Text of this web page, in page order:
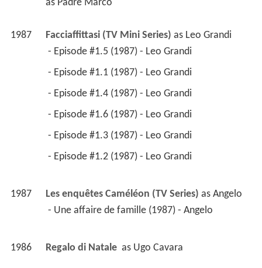
as Padre Marco
1987 Facciaffittasi (TV Mini Series) as Leo Grandi
- Episode #1.5 (1987) - Leo Grandi
- Episode #1.1 (1987) - Leo Grandi
- Episode #1.4 (1987) - Leo Grandi
- Episode #1.6 (1987) - Leo Grandi
- Episode #1.3 (1987) - Leo Grandi
- Episode #1.2 (1987) - Leo Grandi
1987 Les enquêtes Caméléon (TV Series) as Angelo
- Une affaire de famille (1987) - Angelo
1986 Regalo di Natale as Ugo Cavara